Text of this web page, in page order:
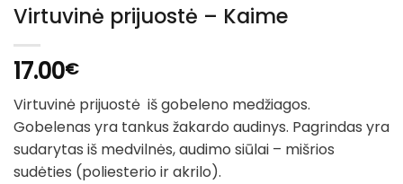
Virtuvinė prijuostė – Kaime
17.00€
Virtuvinė prijuostė iš gobeleno medžiagos.
Gobelenas yra tankus žakardo audinys. Pagrindas yra
sudarytas iš medvilnės, audimo siūlai – mišrios
sudėties (poliesterio ir akrilo).